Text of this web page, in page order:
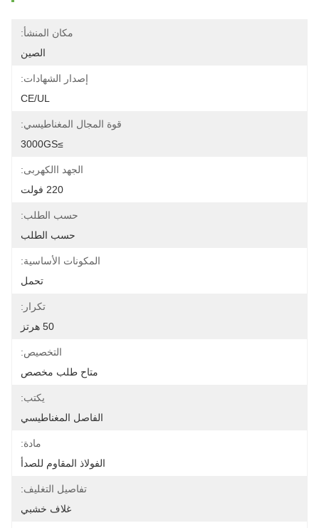
مكان المنشأ:
الصين
إصدار الشهادات:
CE/UL
قوة المجال المغناطيسي:
≥3000GS
الجهد االكهربى:
220 فولت
حسب الطلب:
حسب الطلب
المكونات الأساسية:
تحمل
تكرار:
50 هرتز
التخصيص:
متاح طلب مخصص
يكتب:
الفاصل المغناطيسي
مادة:
الفولاذ المقاوم للصدأ
تفاصيل التغليف:
غلاف خشبي